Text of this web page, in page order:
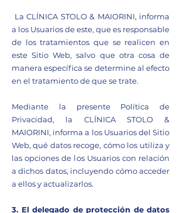
La CLÍNICA STOLO & MAIORINI, informa
a los Usuarios de este, que es responsable
de los tratamientos que se realicen en
este Sitio Web, salvo que otra cosa de
manera específica se determine al efecto
en el tratamiento de que se trate.
Mediante la presente Política de
Privacidad, la CLÍNICA STOLO &
MAIORINI, informa a los Usuarios del Sitio
Web, qué datos recoge, cómo los utiliza y
las opciones de los Usuarios con relación
a dichos datos, incluyendo cómo acceder
a ellos y actualizarlos.
3. El delegado de protección de datos